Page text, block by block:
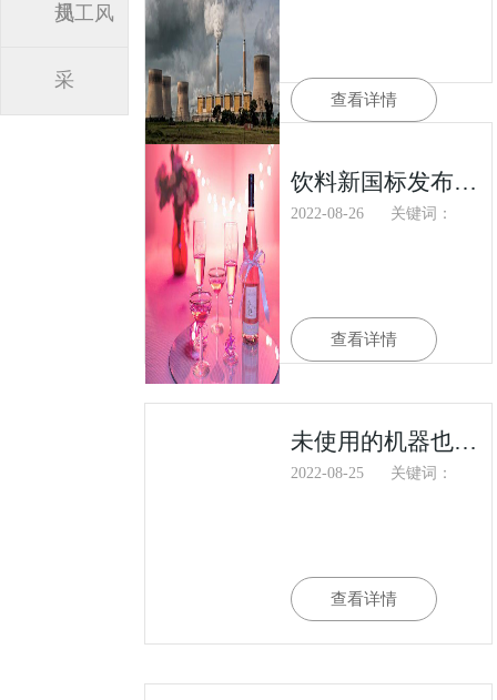
规
员工风
采
查看详情
饮料新国标发布了，进口饮料要注意什么？
2022-08-26 关键词：
查看详情
未使用的机器也是旧机电产品吗
2022-08-25 关键词：
查看详情